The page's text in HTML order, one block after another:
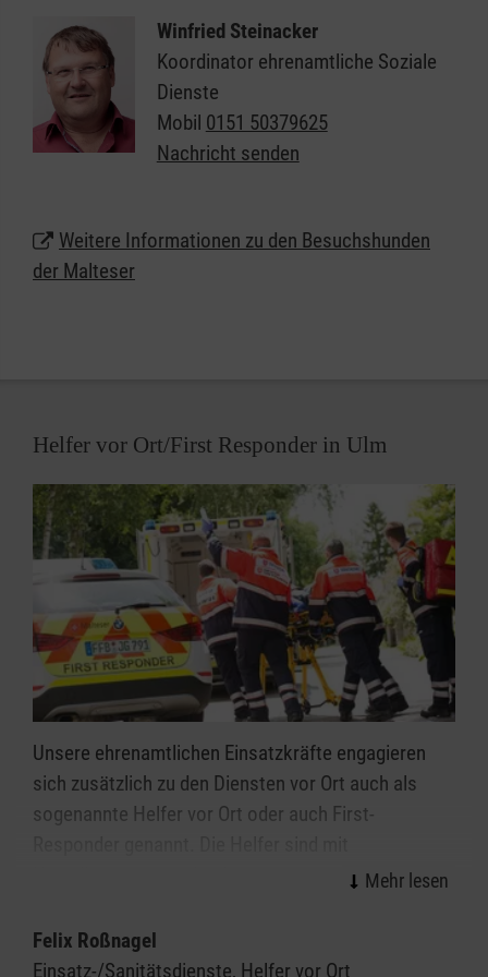
Sie und Ihr Hund haben Lust auf eine ehrenamtliche
Mitarbeit beim Besuchsdienst mit Hund? Oder Sie
leiten eine Einrichtung in Ulm, in der Sie sich einen
regelmäßigen Besuch von Hunden gut vorstellen
können? Dann kontaktieren Sie uns!
Winfried Steinacker
Koordinator ehrenamtliche Soziale
Dienste
Mobil 0151 50379625
Nachricht senden
Weitere Informationen zu den Besuchshunden
der Malteser
Helfer vor Ort/First Responder in Ulm
Unsere ehrenamtlichen Einsatzkräfte engagieren
sich zusätzlich zu den Diensten vor Ort auch als
sogenannte Helfer vor Ort oder auch First-
Notfallrucksack und teilweise automatischen
rücken von zu Hause in ihrer Freizeit zu
Notfalleinsätzen aus
Felix Roßnagel
Einsatz-/Sanitätsdienste, Helfer vor Ort